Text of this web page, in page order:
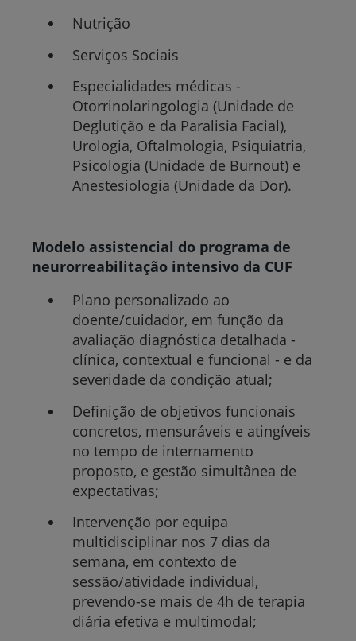
Nutrição
Serviços Sociais
Especialidades médicas -
Otorrinolaringologia (Unidade de
Deglutição e da Paralisia Facial),
Urologia, Oftalmologia, Psiquiatria,
Psicologia (Unidade de Burnout) e
Anestesiologia (Unidade da Dor).
Modelo assistencial do programa de
neurorreabilitação intensivo da CUF
Plano personalizado ao
doente/cuidador, em função da
avaliação diagnóstica detalhada -
clínica, contextual e funcional - e da
severidade da condição atual;
Definição de objetivos funcionais
concretos, mensuráveis e atingíveis
no tempo de internamento
proposto, e gestão simultânea de
expectativas;
Intervenção por equipa
multidisciplinar nos 7 dias da
semana, em contexto de
sessão/atividade individual,
prevendo-se mais de 4h de terapia
diária efetiva e multimodal;